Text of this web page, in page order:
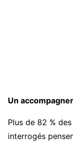
Un
Plus de 82 %
interrogés